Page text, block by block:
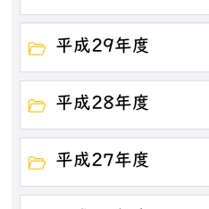
平成29年度
平成28年度
平成27年度